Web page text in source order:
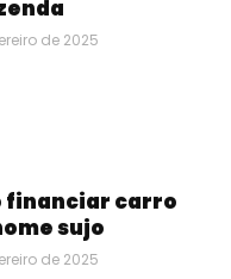
de 2025
financiar carro
sujo
de 2025